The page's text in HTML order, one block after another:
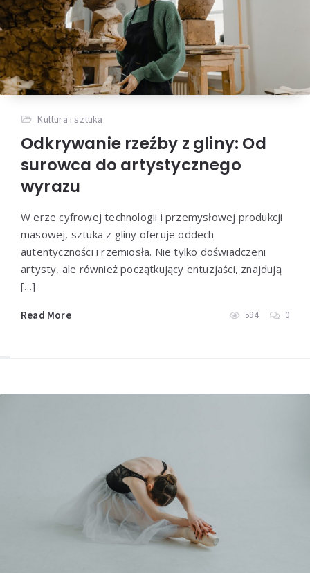
Kultura i sztuka
Odkrywanie rzeźby z gliny: Od
surowca do artystycznego
wyrazu
W erze cyfrowej technologii i przemysłowej produkcji
masowej, sztuka z gliny oferuje oddech
autentyczności i rzemiosła. Nie tylko doświadczeni
artysty, ale również początkujący entuzjaści, znajdują
[…]
Read More 594 0